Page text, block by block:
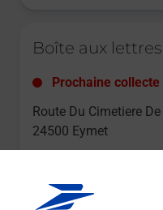
Boîte aux
Prochaine
Route Du Cimetiere
24500 Eymet